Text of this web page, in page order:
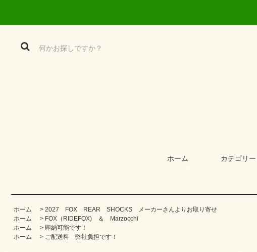
ホーム カテゴリー
ホーム > 2027 FOX REAR SHOCKS メーカーさんよりお取り寄せ
ホーム
> FOX（RIDEFOX) ＆ Marzocchi
ホーム
> 即納可能です！
ホーム
> ご配送料 弊社負担です！